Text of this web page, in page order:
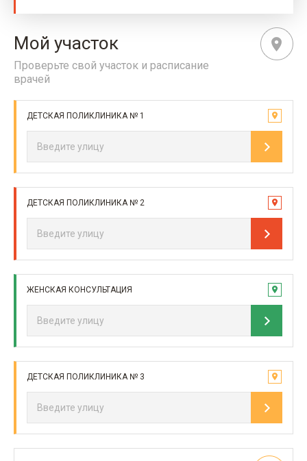
Мой участок
Проверьте свой участок и расписание
врачей
ДЕТСКАЯ ПОЛИКЛИНИКА № 1
ДЕТСКАЯ ПОЛИКЛИНИКА № 2
ЖЕНСКАЯ КОНСУЛЬТАЦИЯ
ДЕТСКАЯ ПОЛИКЛИНИКА № 3